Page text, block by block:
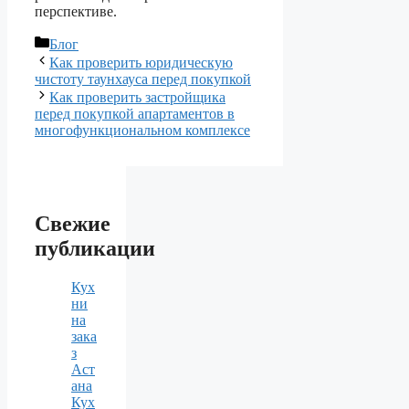
перспективе.
Рубрики
Блог
Как проверить юридическую
чистоту таунхауса перед покупкой
Как проверить застройщика
перед покупкой апартаментов в
многофункциональном комплексе
Свежие
публикации
Кух
ни
на
зака
з
Аст
ана
Кух